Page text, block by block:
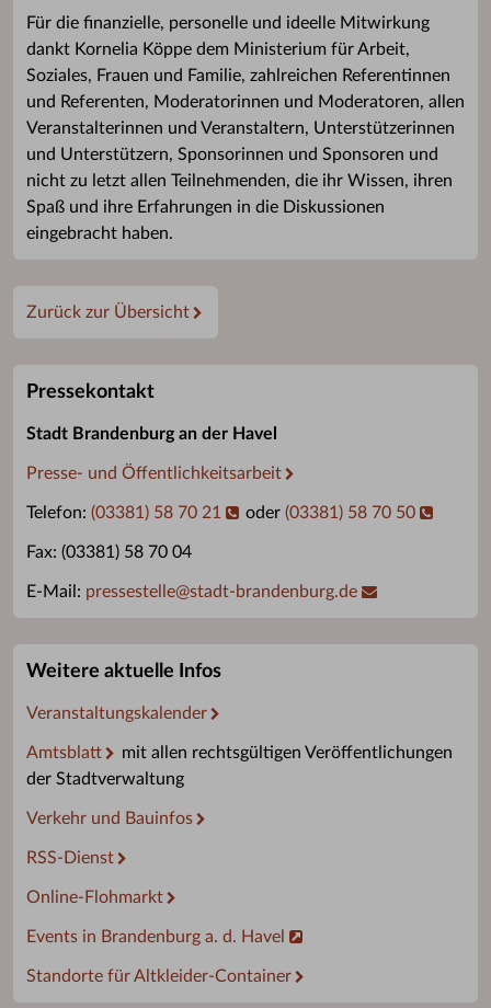
Für die finanzielle, personelle und ideelle Mitwirkung
dankt Kornelia Köppe dem Ministerium für Arbeit,
Soziales, Frauen und Familie, zahlreichen Referentinnen
und Referenten, Moderatorinnen und Moderatoren, allen
Veranstalterinnen und Veranstaltern, Unterstützerinnen
und Unterstützern, Sponsorinnen und Sponsoren und
nicht zu letzt allen Teilnehmenden, die ihr Wissen, ihren
Spaß und ihre Erfahrungen in die Diskussionen
eingebracht haben.
Zurück zur Übersicht
Pressekontakt
Stadt Brandenburg an der Havel
Presse- und Öffentlichkeitsarbeit
Telefon: (03381) 58 70 21 oder (03381) 58 70 50
Fax: (03381) 58 70 04
E-Mail: pressestelle@stadt-brandenburg.de
Weitere aktuelle Infos
Veranstaltungskalender
Amtsblatt
mit allen rechtsgültigen Veröffentlichungen
der Stadtverwaltung
Verkehr und Bauinfos
RSS-Dienst
Online-Flohmarkt
Events in Brandenburg a. d. Havel
Standorte für Altkleider-Container